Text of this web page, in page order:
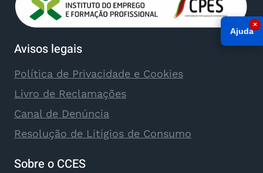
Avisos legais
Política de Privacidade e Cookies
Livro de Reclamações
Canal de Denúncia
Resolução de Litígios de Consumo
Sobre o CCES
Ajuda
×